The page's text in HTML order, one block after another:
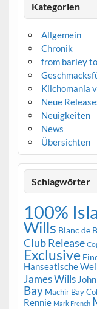
Kategorien
Allgemein
Chronik
from barley
Kilchomania
Neue
Neuigkeiten
News
Übersichten
Schlagwörter
100%
Wills Blanc de
Club Release
Exclusive
Hanseatische
James Wills
Bay Machir Bay
Rennie Mark French